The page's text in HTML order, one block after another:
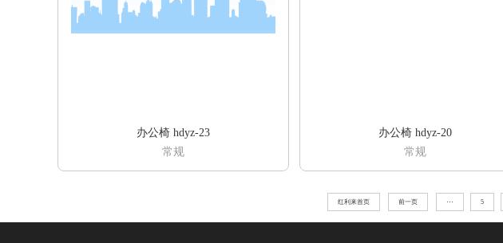
办公椅 hdyz-23
常规
办公椅 hdyz-20
常规
红利来首页 前一页 ··· 5